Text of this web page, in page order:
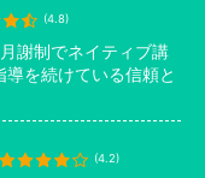
(4.8)
謝制でネイティブ講
導を続けている信頼と
(4.2)